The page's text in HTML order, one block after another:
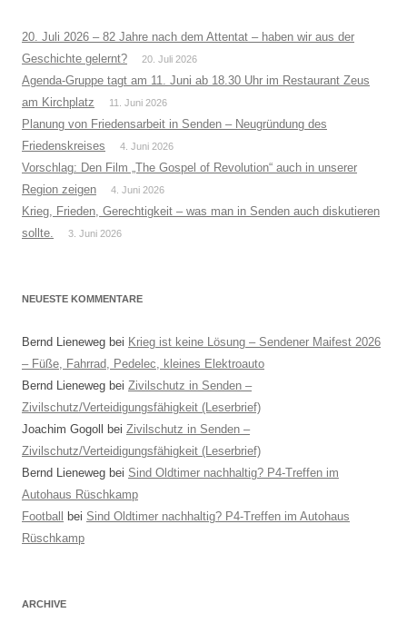
20. Juli 2026 – 82 Jahre nach dem Attentat – haben wir aus der
Geschichte gelernt?
20. Juli 2026
Agenda-Gruppe tagt am 11. Juni ab 18.30 Uhr im Restaurant Zeus
am Kirchplatz
11. Juni 2026
Planung von Friedensarbeit in Senden – Neugründung des
Friedenskreises
4. Juni 2026
Vorschlag: Den Film „The Gospel of Revolution“ auch in unserer
Region zeigen
4. Juni 2026
Krieg, Frieden, Gerechtigkeit – was man in Senden auch diskutieren
sollte.
3. Juni 2026
NEUESTE KOMMENTARE
Bernd Lieneweg bei Krieg ist keine Lösung – Sendener Maifest 2026
– Füße, Fahrrad, Pedelec, kleines Elektroauto
Bernd Lieneweg bei Zivilschutz in Senden –
Zivilschutz/Verteidigungsfähigkeit (Leserbrief)
Joachim Gogoll bei Zivilschutz in Senden –
Zivilschutz/Verteidigungsfähigkeit (Leserbrief)
Bernd Lieneweg bei Sind Oldtimer nachhaltig? P4-Treffen im
Autohaus Rüschkamp
Football bei Sind Oldtimer nachhaltig? P4-Treffen im Autohaus
Rüschkamp
ARCHIVE